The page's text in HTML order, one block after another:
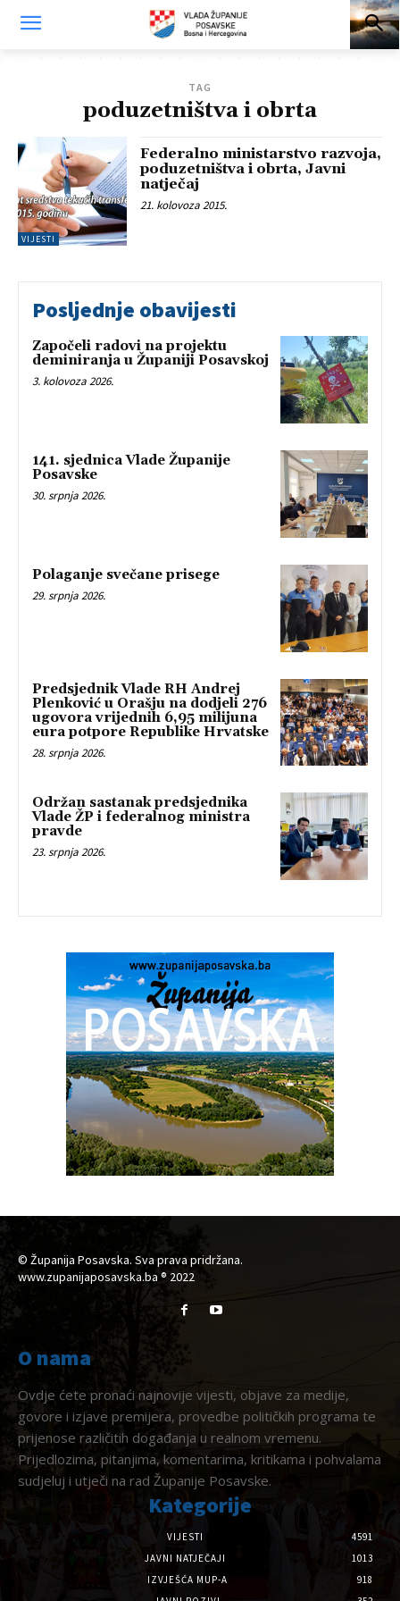
TAG
poduzetništva i obrta
VIJESTI
Federalno ministarstvo razvoja,
poduzetništva i obrta, Javni
natječaj
21. kolovoza 2015.
Posljednje obavijesti
Započeli radovi na projektu
deminiranja u Županiji Posavskoj
3. kolovoza 2026.
141. sjednica Vlade Županije
Posavske
30. srpnja 2026.
Polaganje svečane prisege
29. srpnja 2026.
Predsjednik Vlade RH Andrej
Plenković u Orašju na dodjeli 276
ugovora vrijednih 6,95 milijuna
eura potpore Republike Hrvatske
28. srpnja 2026.
Održan sastanak predsjednika
Vlade ŽP i federalnog ministra
pravde
23. srpnja 2026.
© Županija Posavska. Sva prava pridržana.
www.zupanijaposavska.ba ® 2022
O nama
Ovdje ćete pronaći najnovije vijesti, objave za medije,
govore i izjave premijera, provedbe političkih programa te
prijenose različitih događanja u realnom vremenu.
Prijedlozima, pitanjima, komentarima, kritikama i pohvalama
sudjeluj i utječi na rad Županije Posavske.
Kategorije
VIJESTI
4591
JAVNI NATJEČAJI
1013
IZVJEŠĆA MUP-A
918